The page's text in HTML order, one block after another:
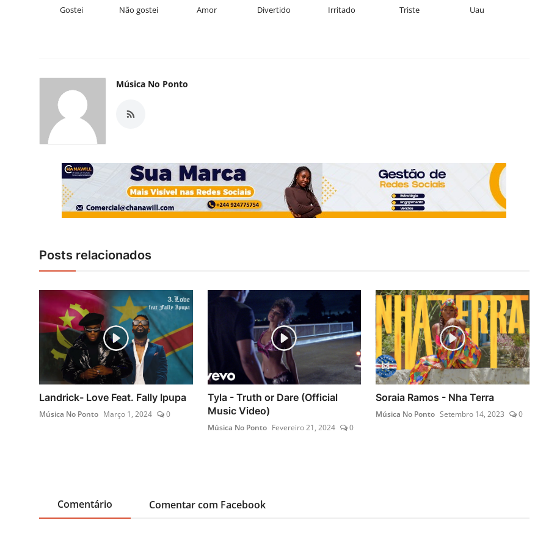
Gostei Não gostei Amor Divertido Irritado Triste Uau
Música No Ponto
Posts relacionados
Landrick- Love Feat. Fally Ipupa
Música No Ponto Março 1, 2024 0
Tyla - Truth or Dare (Official
Music Video)
Música No Ponto Fevereiro 21, 2024 0
Soraia Ramos - Nha Terra
Música No Ponto Setembro 14, 2023 0
Comentário Comentar com Facebook